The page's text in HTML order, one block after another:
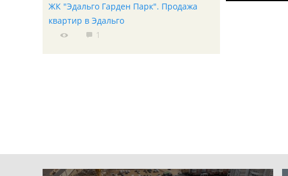
ЖК "Эдальго Гарден Парк". Продажа
квартир в Эдальго
1